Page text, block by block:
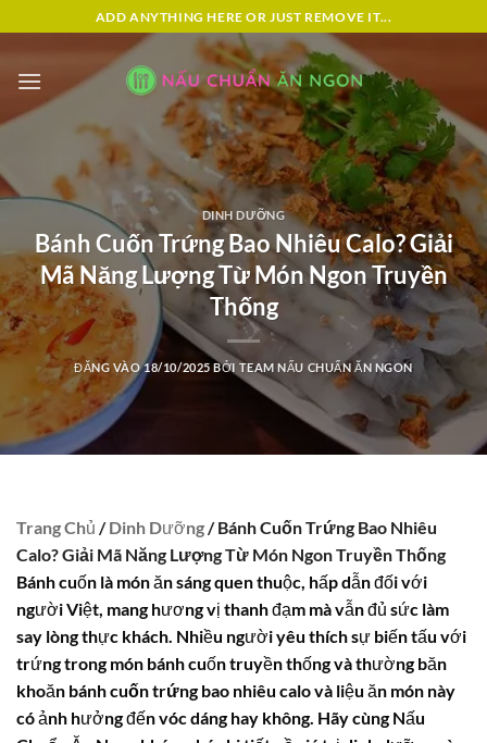
qua
dung
ADD ANYTHING HERE OR JUST REMOVE IT...
DINH DƯỠNG
Bánh Cuốn Trứng Bao Nhiêu Calo? Giải
Mã Năng Lượng Từ Món Ngon Truyền
Thống
ĐĂNG VÀO18/10/2025 BỞI TEAM NẤU CHUẨN ĂN NGON
Trang Chủ /Dinh Dưỡng/ Bánh Cuốn Trứng Bao Nhiêu
Calo? Giải Mã Năng Lượng Từ Món Ngon Truyền Thống
Bánh cuốn là món ăn sáng quen thuộc, hấp dẫn đối với
người Việt, mang hương vị thanh đạm mà vẫn đủ sức làm
say lòng thực khách. Nhiều người yêu thích sự biến tấu với
trứng trong món bánh cuốn truyền thống và thường băn
khoăn bánh cuốn trứng bao nhiêu calovà liệu ăn món này
có ảnh hưởng đến vóc dáng hay không. Hãy cùng Nấu